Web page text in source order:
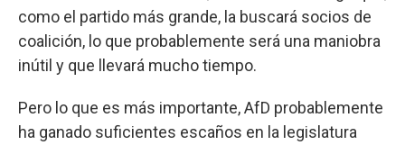
como el partido más grande, la buscará socios de
coalición, lo que probablemente será una maniobra
inútil y que llevará mucho tiempo.
Pero lo que es más importante, AfD probablemente
ha ganado suficientes escaños en la legislatura